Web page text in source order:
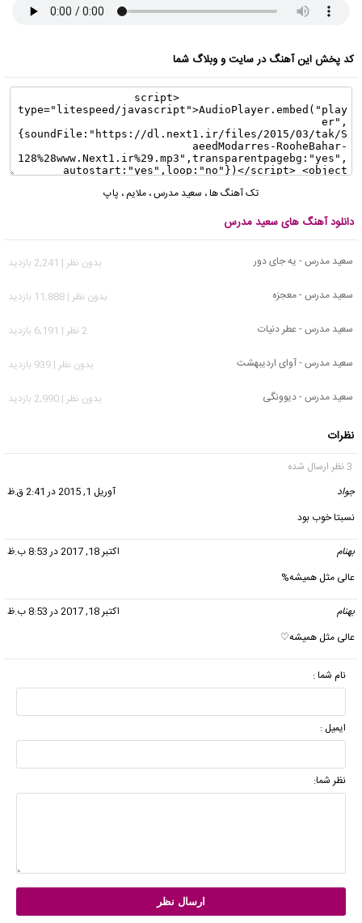
کد پخش این آهنگ در سایت و وبلاگ شما
تک آهنگ ها، سعید مدرس، ملایم، پاپ
دانلود آهنگ های سعید مدرس
سعید مدرس - یه جای دور
بدون نظر | 2,241 بازدید
سعید مدرس - معجزه
بدون نظر | 11,888 بازدید
سعید مدرس - عطر دنیات
2 نظر | 6,191 بازدید
سعید مدرس - آوای اردیبهشت
بدون نظر | 939 بازدید
سعید مدرس - دیوونگی
بدون نظر | 2,990 بازدید
نظرات
3 نظر ارسال شده
جواد
آوریل 1, 2015 در 2:41 ق.ظ
نسبتا خوب بود
بهنام
اکتبر 18, 2017 در 8:53 ب.ظ
عالی مثل همیشه%
بهنام
اکتبر 18, 2017 در 8:53 ب.ظ
عالی مثل همیشه♡
نام شما :
ایمیل :
نظر شما: